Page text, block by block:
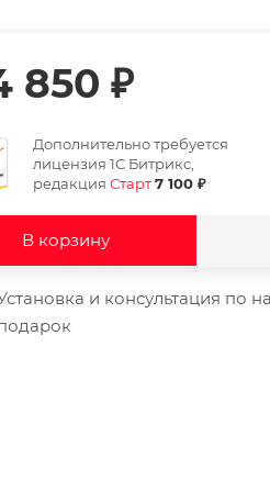
850 ₽
Дополнительно требуется
лицензия 1С Битрикс,
редакцияСтарт7 100 ₽
В корзину
и консультация по